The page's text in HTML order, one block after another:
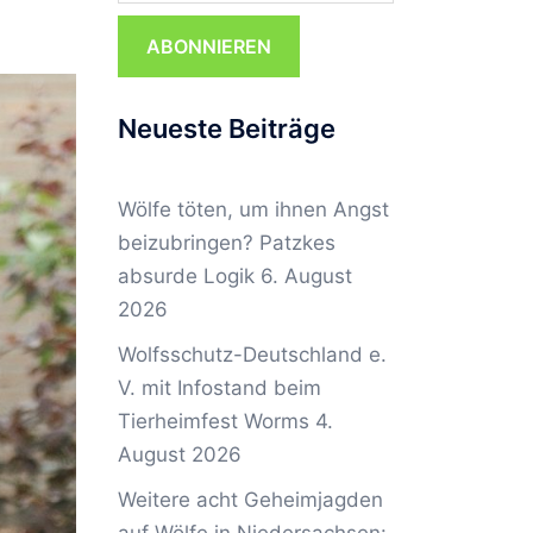
ABONNIEREN
Neueste Beiträge
Wölfe töten, um ihnen Angst
beizubringen? Patzkes
absurde Logik 6. August
2026
Wolfsschutz-Deutschland e.
V. mit Infostand beim
Tierheimfest Worms 4.
August 2026
Weitere acht Geheimjagden